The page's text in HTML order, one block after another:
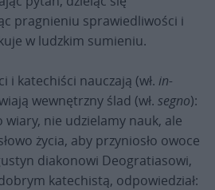
pragnieniu sprawiedliwości i
w ludzkim sumieniu.
i katechiści nauczają (wł. in-
wewnętrzny ślad (wł. segno):
nie udzielamy nauk, ale
życia, aby przyniosło owoce
diakonowi Deogratiasowi,
katechistą, odpowiedział: